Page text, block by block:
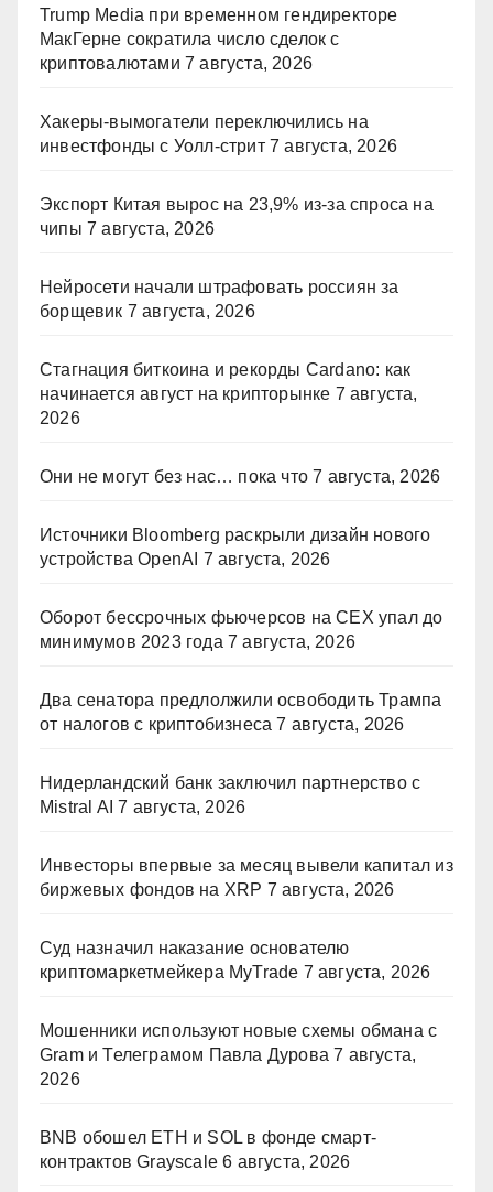
Trump Media при временном гендиректоре
МакГерне сократила число сделок с
криптовалютами 7 августа, 2026
Хакеры-вымогатели переключились на
инвестфонды с Уолл-стрит 7 августа, 2026
Экспорт Китая вырос на 23,9% из-за спроса на
чипы 7 августа, 2026
Нейросети начали штрафовать россиян за
борщевик 7 августа, 2026
Стагнация биткоина и рекорды Cardano: как
начинается август на крипторынке 7 августа,
2026
Они не могут без нас… пока что 7 августа, 2026
Источники Bloomberg раскрыли дизайн нового
устройства OpenAI 7 августа, 2026
Оборот бессрочных фьючерсов на CEX упал до
минимумов 2023 года 7 августа, 2026
Два сенатора предлолжили освободить Трампа
от налогов с криптобизнеса 7 августа, 2026
Нидерландский банк заключил партнерство с
Mistral AI 7 августа, 2026
Инвесторы впервые за месяц вывели капитал из
биржевых фондов на XRP 7 августа, 2026
Суд назначил наказание основателю
криптомаркетмейкера MyTrade 7 августа, 2026
Мошенники используют новые схемы обмана с
Gram и Телеграмом Павла Дурова 7 августа,
2026
BNB обошел ETH и SOL в фонде смарт-
контрактов Grayscale 6 августа, 2026